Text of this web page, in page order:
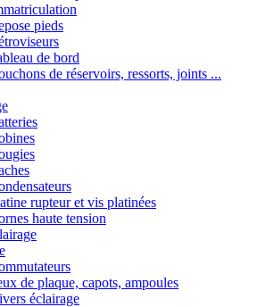
pieds
de bord
de réservoirs, ressorts, joints ...
rupteur et vis platinées
haute tension
de plaque, capots, ampoules
éclairage